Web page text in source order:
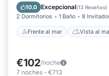
10.0 Excepcional(13 Reseñas)
2 Dormitorios 1 Baño 8
Frente al mar Vista al
Balcón/Terraza
€102/noche
7 noches - €713